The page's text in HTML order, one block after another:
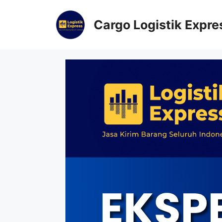
Cargo Logistik